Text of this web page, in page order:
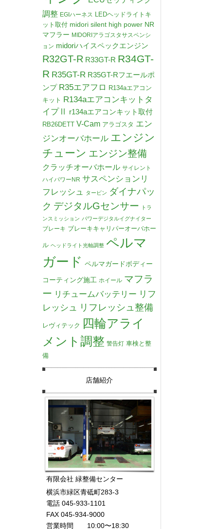
調整 EGIハーネス LEDヘッドライトキ
ット取付 midori silent high power NR
マフラー MIDORIアラゴスタサスペンシ
ョン midoriハイスペックエンジン
R32GT-R R33GT-R R34GT-
R R35GT-R R35GT-Rフエールポ
ンプ R35エアフロ R134aエアコン
キット R134aエアコンキットタ
イプⅡ
r134aエアコンキット取付
RB26DETT V-Cam アラゴスタ エン
ジンオーバホール エンジン
チューン エンジン整備
クラッチオーバホール サイレント
ハイパワーNR サスペンションリ
フレッシュ
タービン ダイナパッ
ク デジタルGセンサー
トラ
ンスミッション パワーデジタルイグナイター
ブレーキ ブレーキキャリパーオーバホー
ル ヘッドライト光軸調整 ペルマ
ガード ペルマガードボディー
コーティング施工 ホイール マフラ
ー リチュームバッテリー リフ
レッシュ
リフレッシュ整備
レヴィテック 四輪アライ
メント調整 警告灯 車検と整
備
店舗紹介
有限会社 緑整備センター
横浜市緑区青砥町283-3
電話 045-933-1101
FAX 045-934-9000
営業時間 10:00〜18:30